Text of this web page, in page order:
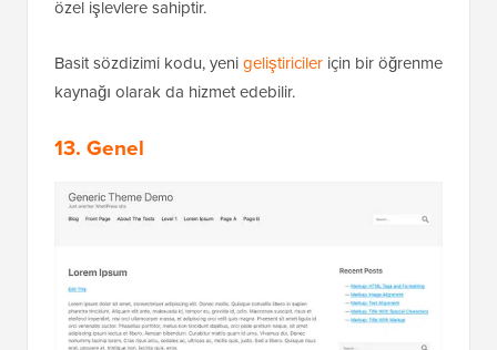
özel işlevlere sahiptir.
Basit sözdizimi kodu, yenigeliştiriciler için bir öğrenme
kaynağı olarak da hizmet edebilir.
13. Genel